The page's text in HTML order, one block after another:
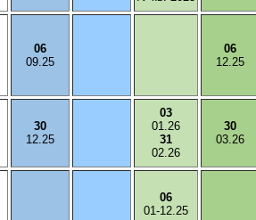
06
09.25
06
12.25
30
12.25
03
01.26
31
02.26
30
03.26
06
01-12.25